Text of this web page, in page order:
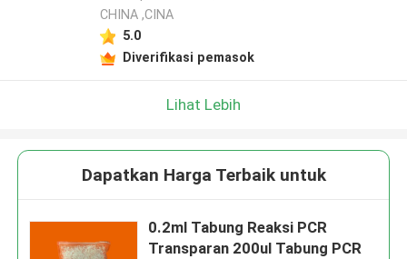
CHINA ,CINA
5.0
Diverifikasi pemasok
Lihat Lebih
Dapatkan Harga Terbaik untuk
0.2ml Tabung Reaksi PCR
Transparan 200ul Tabung PCR